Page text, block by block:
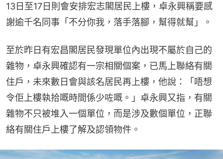
13日至17日則會安排宏志閣居民上樓，卓永興稱要感
謝逾千名同事「不分你我，落手落腳，幫得就幫」。
至於昨日有宏昌閣居民發現單位內出現不屬於自己的
雜物，卓永興確認有一宗相關個案，已馬上聯絡有關
住戶，未來數日會與該名居民再上樓，他說：「唔想
令佢上樓執拾嘅時間係少咗嘅。」卓永興又指，有關
雜物不只被堆入一個單位，而是涉及數個單位，正聯
絡有關住戶上樓了解及認領物件。